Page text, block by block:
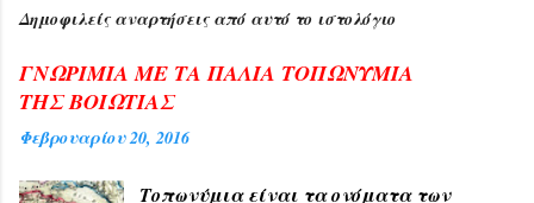
Δημοφιλείς αναρτήσεις από αυτό το ιστολόγιο
ΓΝΩΡΙΜΙΑ ΜΕ ΤΑ ΠΑΛΙΑ ΤΟΠΩΝΥΜΙΑ
ΤΗΣ ΒΟΙΩΤΙΑΣ
Φεβρουαρίου 20, 2016
Τοπωνύμια είναι τα ονόματα των